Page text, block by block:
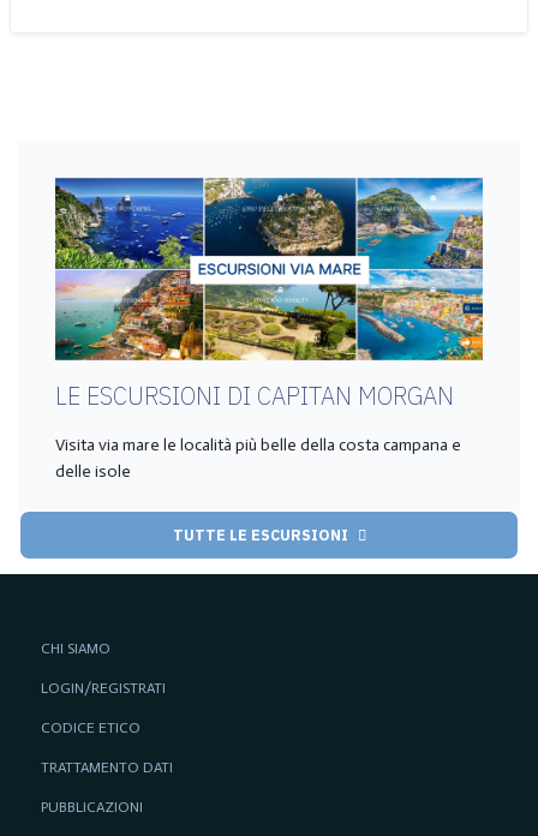
LE ESCURSIONI DI CAPITAN MORGAN
Visita via mare le località più belle della costa campana e
delle isole
TUTTE LE ESCURSIONI
CHI SIAMO
LOGIN/REGISTRATI
CODICE ETICO
TRATTAMENTO DATI
PUBBLICAZIONI